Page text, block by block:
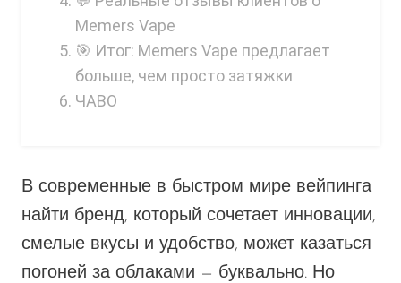
Memers Vape
🎯 Итог: Memers Vape предлагает
больше, чем просто затяжки
ЧАВО
В современные в быстром мире вейпинга
найти бренд, который сочетает инновации,
смелые вкусы и удобство, может казаться
погоней за облаками — буквально. Но